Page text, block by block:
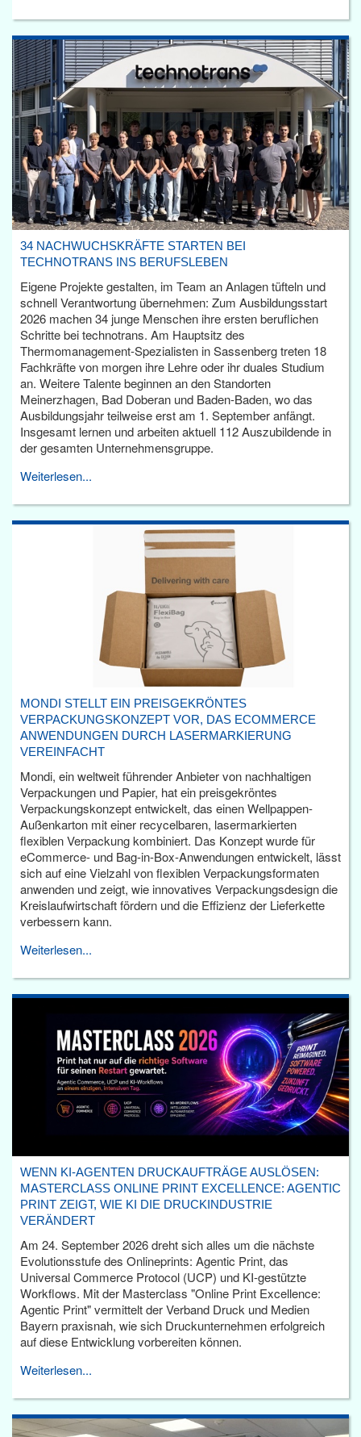
34 NACHWUCHSKRÄFTE STARTEN BEI
TECHNOTRANS INS BERUFSLEBEN
Eigene Projekte gestalten, im Team an Anlagen tüfteln und
schnell Verantwortung übernehmen: Zum Ausbildungsstart
2026 machen 34 junge Menschen ihre ersten beruflichen
Schritte bei technotrans. Am Hauptsitz des
Thermomanagement-Spezialisten in Sassenberg treten 18
Fachkräfte von morgen ihre Lehre oder ihr duales Studium
an. Weitere Talente beginnen an den Standorten
Meinerzhagen, Bad Doberan und Baden-Baden, wo das
Ausbildungsjahr teilweise erst am 1. September anfängt.
Insgesamt lernen und arbeiten aktuell 112 Auszubildende in
der gesamten Unternehmensgruppe.
Weiterlesen...
MONDI STELLT EIN PREISGEKRÖNTES
VERPACKUNGSKONZEPT VOR, DAS ECOMMERCE
ANWENDUNGEN DURCH LASERMARKIERUNG
VEREINFACHT
Mondi, ein weltweit führender Anbieter von nachhaltigen
Verpackungen und Papier, hat ein preisgekröntes
Verpackungskonzept entwickelt, das einen Wellpappen-
Außenkarton mit einer recycelbaren, lasermarkierten
flexiblen Verpackung kombiniert. Das Konzept wurde für
eCommerce- und Bag-in-Box-Anwendungen entwickelt, lässt
sich auf eine Vielzahl von flexiblen Verpackungsformaten
anwenden und zeigt, wie innovatives Verpackungsdesign die
Kreislaufwirtschaft fördern und die Effizienz der Lieferkette
verbessern kann.
Weiterlesen...
WENN KI-AGENTEN DRUCKAUFTRÄGE AUSLÖSEN:
MASTERCLASS ONLINE PRINT EXCELLENCE: AGENTIC
PRINT ZEIGT, WIE KI DIE DRUCKINDUSTRIE
VERÄNDERT
Am 24. September 2026 dreht sich alles um die nächste
Evolutionsstufe des Onlineprints: Agentic Print, das
Universal Commerce Protocol (UCP) und KI-gestützte
Workflows. Mit der Masterclass "Online Print Excellence:
Agentic Print" vermittelt der Verband Druck und Medien
Bayern praxisnah, wie sich Druckunternehmen erfolgreich
auf diese Entwicklung vorbereiten können.
Weiterlesen...